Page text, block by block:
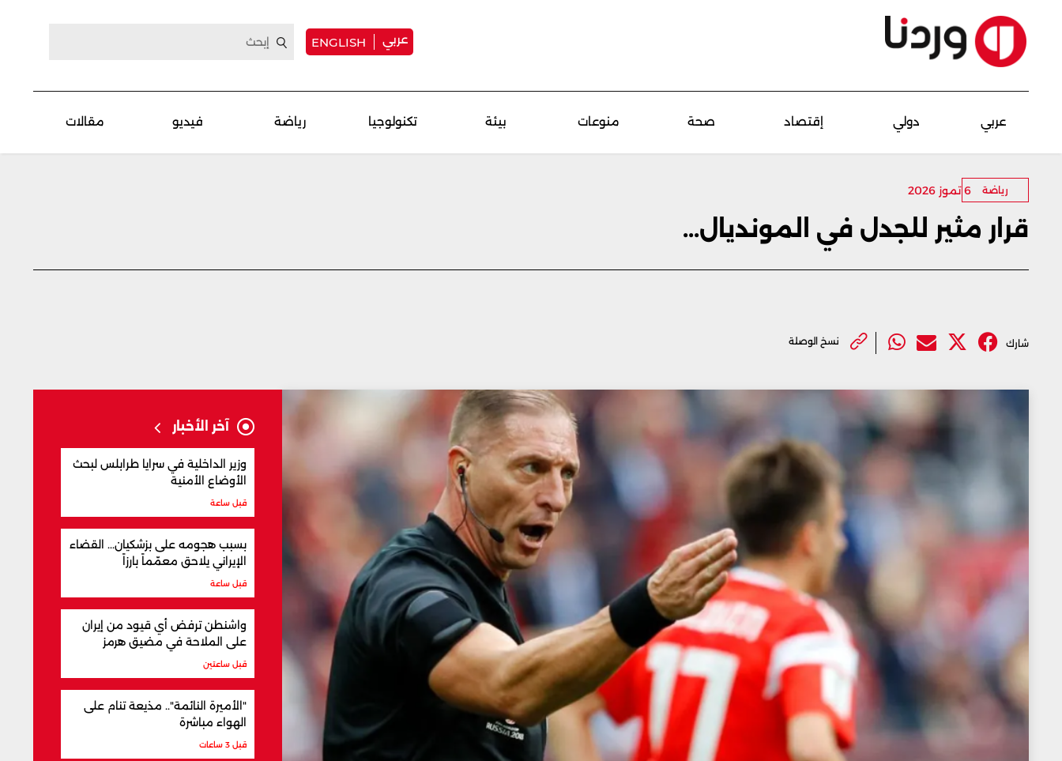
عربي ENGLISH
عربي دولي إقتصاد صحة منوعات بيئة تكنولوجيا رياضة فيديو مقالات
رياضة 6 تموز 2026
قرار مثير للجدل في المونديال...
شارك نسخ الوصلة
آخر الأخبار
وزير الداخلية في سرايا طرابلس لبحث
الأوضاع الأمنية
قبل ساعة
بسبب هجومه على بزشكيان... القضاء
الإيراني يلاحق معمّماً بارزاً
قبل ساعة
واشنطن ترفض أي قيود من إيران
على الملاحة في مضيق هرمز
قبل ساعتين
"الأميرة النائمة".. مذيعة تنام على
الهواء مباشرة
قبل 3 ساعات